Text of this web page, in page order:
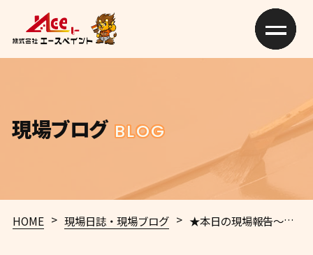
現場ブログ BLOG
HOME > 現場日誌・現場ブログ > ★本日の現場報告～「和歌山市六十谷 外壁塗装・屋根塗装専門店 エースペイント」